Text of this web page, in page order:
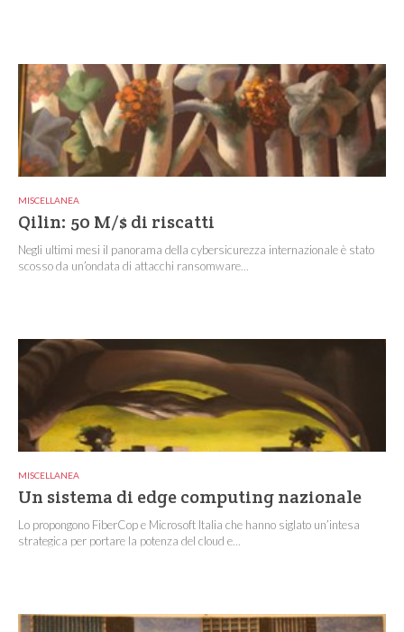
MISCELLANEA
Qilin: 50 M/$ di riscatti
Negli ultimi mesi il panorama della cybersicurezza internazionale è stato
scosso da un’ondata di attacchi ransomware...
MISCELLANEA
Un sistema di edge computing nazionale
Lo propongono FiberCop e Microsoft Italia che hanno siglato un’intesa
strategica per portare la potenza del cloud e...